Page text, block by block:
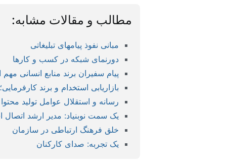
مطالب و مقالات مشابه:
مبانی نفوذ پیامهای تبلیغاتی
دورنمای شبکه در کسب و کارها
پیام سفیران برند منابع انسانی
بازاریابی استخدام و برند
رسانه و استقلال عوامل تولید محتوا
یک سمت نوبنیاد: مدیر ارشد اتصال
خلق فرهنگ ارتباطی در سازمان
یک تجربه: صدای کارکنان